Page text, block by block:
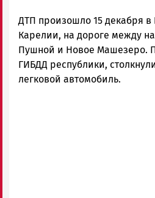
и
Карелии
|
Петрозаводск
ГОВОРИТ
ДТП произошло 15 декабря
Карелии, на дороге между
Пушной и Новое Машезеро.
ГИБДД республики,
легковой автомобиль.